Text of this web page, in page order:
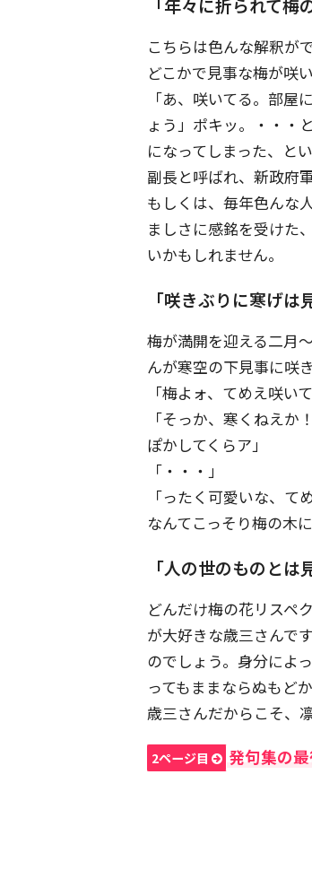
「年々に折られて梅
こちらは色んな解釈が
どこかで見事な梅が咲
「あ、咲いてる。部
ょう」ポキッ。・・・
になってしまった、と
副長と呼ばれ、新政府
もしくは、毎年色んな
ましさに感銘を受けた
いかもしれません。
「咲きぶりに寒げは
梅が満開を迎える二月
んが寒空の下見事に咲
「梅よォ、てめえ咲い
「そっか、寒くねえ
ぽかしてくらア」
「・・・」
「ったく可愛いな、て
なんてこっそり梅の木
「人の世のものとは
どんだけ梅の花リスペ
が大好きな歳三さんで
のでしょう。身分によ
ってもままならぬもど
歳三さんだからこそ、
2ページ目 発句集の